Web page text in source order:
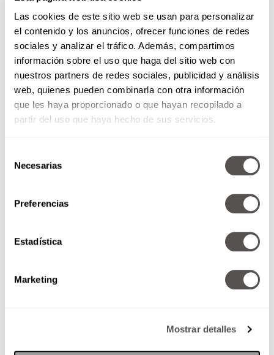
Las cookies de este sitio web se usan para personalizar
el contenido y los anuncios, ofrecer funciones de redes
sociales y analizar el tráfico. Además, compartimos
información sobre el uso que haga del sitio web con
nuestros partners de redes sociales, publicidad y análisis
web, quienes pueden combinarla con otra información
que les haya proporcionado o que hayan recopilado a
partir del uso que haya hecho de sus servicios.
Necesarias
Preferencias
Estadística
Marketing
Mostrar detalles